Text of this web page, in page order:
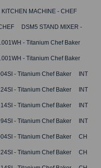
MACHINE - CHEF
DSM5 STAND MIXER -
- Titanium Chef Baker
- Titanium Chef Baker
- Titanium Chef Baker INT
- Titanium Chef Baker INT
- Titanium Chef Baker INT
- Titanium Chef Baker INT
- Titanium Chef Baker CH
- Titanium Chef Baker CH